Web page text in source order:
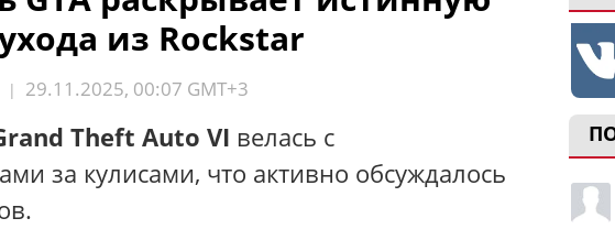
из Rockstar
| 29.11.2025, 00:07 GMT+3
Theft Auto VI велась с
за кулисами, что активно обсуждалось